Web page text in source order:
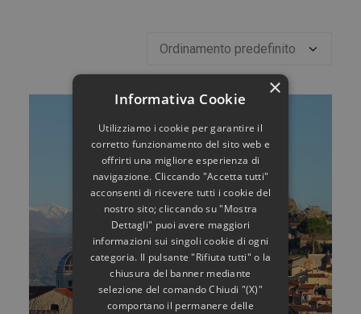
×
Informativa Cookie
Utilizziamo i cookie per garantire il
corretto funzionamento del sito web e
offrirti una migliore esperienza di
navigazione. Cliccando "Accetta tutti"
acconsenti di ricevere tutti i cookie del
nostro sito; cliccando su "Mostra
Dettagli" puoi avere maggiori
informazioni sui singoli cookie di ogni
categoria. Il pulsante "Rifiuta tutti" o la
chiusura del banner mediante
selezione del comando Chiudi "(X)"
comportano il permanere delle